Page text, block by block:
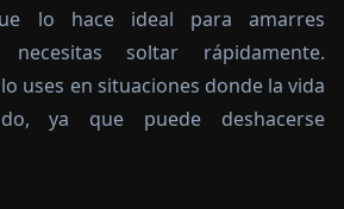
lo hace ideal para amarres
soltar rápidamente.
uses en situaciones donde la vida
ya que puede deshacerse